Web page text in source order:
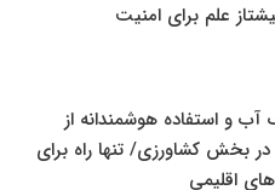
علم برای امنیت
و استفاده هوشمندانه از
بخش کشاورزی/ تنها راه برای
اقلیمی